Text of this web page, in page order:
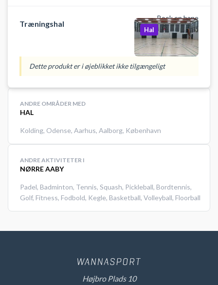
Book en bane
Træningshal
Hal
Dette produkt er i øjeblikket ikke tilgængeligt
ANDRE OMRÅDER MED
HAL
Kolding, Odense, Aarhus, Aalborg, København
ANDRE AKTIVITETER I
NØRRE AABY
Padel, Badminton, Tennis, Squash, Pickleball, Bordtennis,
Golf, Fitness, Fodbold, Kegle, Basketball, Volleyball, Floorball
Højbro Plads 10